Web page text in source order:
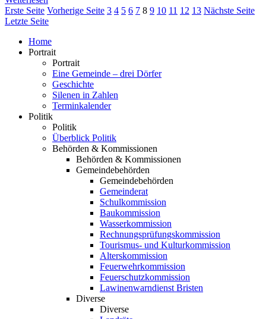
Erste Seite Vorherige Seite 3 4 5 6 7 8 9 10 11 12 13 Nächste Seite
Letzte Seite
Home
Portrait
Portrait
Eine Gemeinde – drei Dörfer
Geschichte
Silenen in Zahlen
Terminkalender
Politik
Politik
Überblick Politik
Behörden & Kommissionen
Behörden & Kommissionen
Gemeindebehörden
Gemeindebehörden
Gemeinderat
Schulkommission
Baukommission
Wasserkommission
Rechnungsprüfungskommission
Tourismus- und Kulturkommission
Alterskommission
Feuerwehrkommission
Feuerschutzkommission
Lawinenwarndienst Bristen
Diverse
Diverse